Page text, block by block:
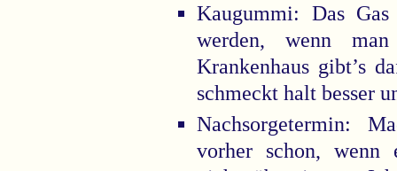
Kaugummi: Das
werden, wenn
Krankenhaus gibt’s
schmeckt halt besser
Nachsorgetermin:
vorher schon, wenn